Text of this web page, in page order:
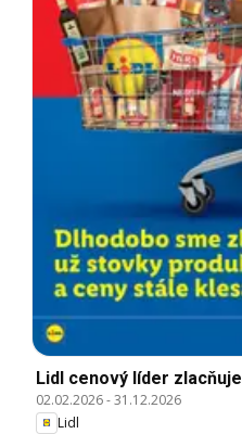
Lidl cenový líder zlacňuje
02.02.2026-31.12.2026
Lidl